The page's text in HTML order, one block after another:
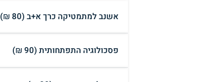
אשנב למתמטיקה כרך א+ב (80 ₪)
פסכולוגיה התפתחותית (90 ₪)